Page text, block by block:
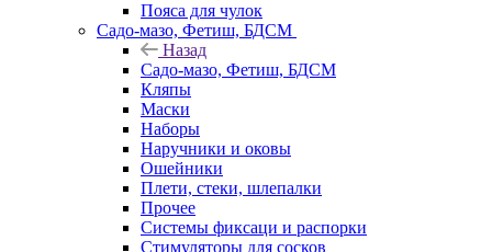
Пояса для чулок
Садо-мазо, Фетиш, БДСМ
Назад
Садо-мазо, Фетиш, БДСМ
Кляпы
Маски
Наборы
Наручники и оковы
Ошейники
Плети, стеки, шлепалки
Прочее
Системы фиксаци и распорки
Стимуляторы для сосков